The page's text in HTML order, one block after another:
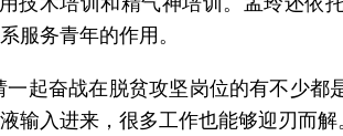
服务青年的作用。
起奋战在脱贫攻坚岗位的有不少
入进来，很多工作也能够迎刃而解。